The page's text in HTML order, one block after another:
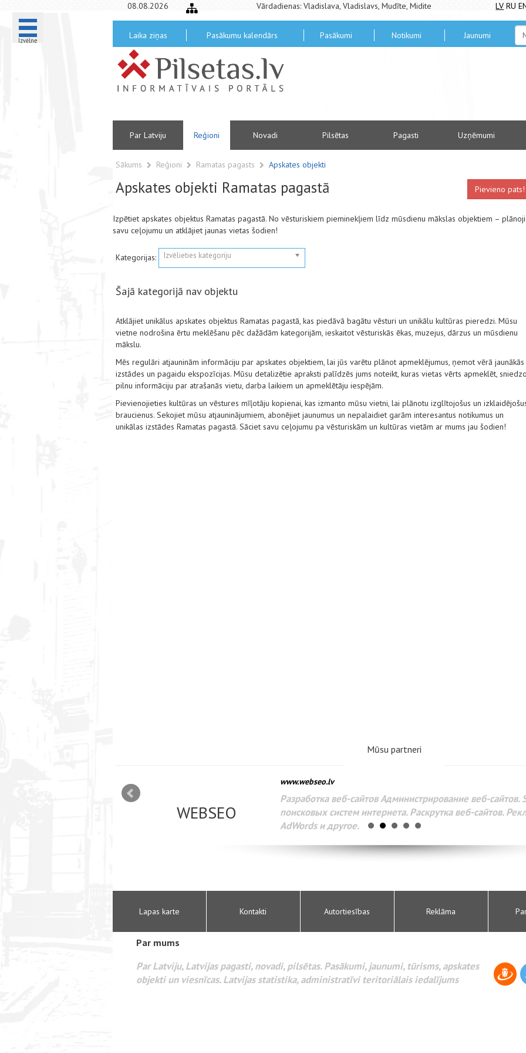
Izvēlne
08.08.2026 Vārdadienas: Vladislava, Vladislavs, Mudīte, Midite LV RU
Laika ziņas Pasākumu kalendārs Pasākumi Notikumi Jaunumi
Par Latviju Reģioni Novadi Pilsētas Pagasti Uzņēmumi
Sākums Reģioni Ramatas pagasts Apskates objekti
Apskates objekti Ramatas pagastā Pievieno pats!
Izpētiet apskates objektus Ramatas pagastā. No vēsturiskiem pieminekļiem līdz mūsdienu mākslas objektiem –
savu ceļojumu un atklājiet jaunas vietas šodien!
Kategorijas: Izvēlieties kategoriju
Šajā kategorijā nav objektu
Atklājiet unikālus apskates objektus Ramatas pagastā, kas piedāvā bagātu vēsturi un unikālu kultūras pieredzi. Mūsu
vietne nodrošina ērtu meklēšanu pēc dažādām kategorijām, ieskaitot vēsturiskās ēkas, muzejus, dārzus un mūsdienu
mākslu.
Mēs regulāri atjauninām informāciju par apskates objektiem, lai jūs varētu plānot apmeklējumus, ņemot vērā jaunākās
izstādes un pagaidu ekspozīcijas. Mūsu detalizētie apraksti palīdzēs jums noteikt, kuras vietas vērts apmeklēt,
pilnu informāciju par atrašanās vietu, darba laikiem un apmeklētāju iespējām.
Pievienojieties kultūras un vēstures mīļotāju kopienai, kas izmanto mūsu vietni, lai plānotu izglītojošus un
braucienus. Sekojiet mūsu atjauninājumiem, abonējiet jaunumus un nepalaidiet garām interesantus notikumus un
unikālas izstādes Ramatas pagastā. Sāciet savu ceļojumu pa vēsturiskām un kultūras vietām ar mums jau šodien!
Mūsu partneri
WEBSEO
www.webseo.lv
Разработка веб-сайтов Администрирование веб-сайтов.
поисковых систем интернета. Раскрутка веб-сайтов.
AdWords и другое.
Lapas karte Kontakti Autortiesības Reklāma
Par mums
Par Latviju, Latvijas pagasti, novadi, pilsētas. Pasākumi, jaunumi, tūrisms, apskates
objekti un viesnīcas. Latvijas statistika, administratīvi teritoriālais iedalījums